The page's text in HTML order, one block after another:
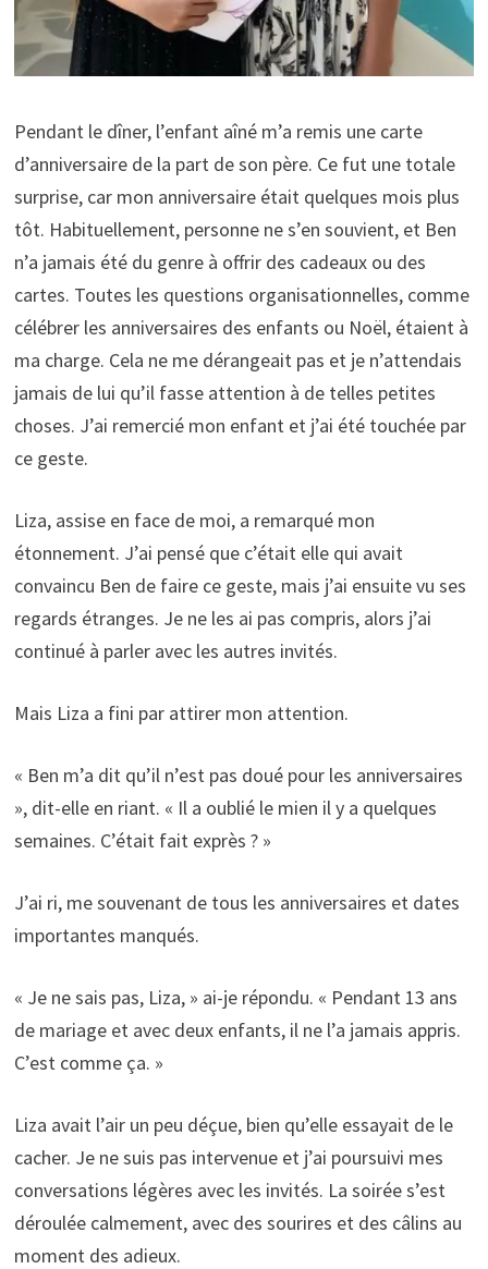
Pendant le dîner, l’enfant aîné m’a remis une carte
d’anniversaire de la part de son père. Ce fut une totale
surprise, car mon anniversaire était quelques mois plus
tôt. Habituellement, personne ne s’en souvient, et Ben
n’a jamais été du genre à offrir des cadeaux ou des
cartes. Toutes les questions organisationnelles, comme
célébrer les anniversaires des enfants ou Noël, étaient à
ma charge. Cela ne me dérangeait pas et je n’attendais
jamais de lui qu’il fasse attention à de telles petites
choses. J’ai remercié mon enfant et j’ai été touchée par
ce geste.
Liza, assise en face de moi, a remarqué mon
étonnement. J’ai pensé que c’était elle qui avait
convaincu Ben de faire ce geste, mais j’ai ensuite vu ses
regards étranges. Je ne les ai pas compris, alors j’ai
continué à parler avec les autres invités.
Mais Liza a fini par attirer mon attention.
« Ben m’a dit qu’il n’est pas doué pour les anniversaires
», dit-elle en riant. « Il a oublié le mien il y a quelques
semaines. C’était fait exprès ? »
J’ai ri, me souvenant de tous les anniversaires et dates
importantes manqués.
« Je ne sais pas, Liza, » ai-je répondu. « Pendant 13 ans
de mariage et avec deux enfants, il ne l’a jamais appris.
C’est comme ça. »
Liza avait l’air un peu déçue, bien qu’elle essayait de le
cacher. Je ne suis pas intervenue et j’ai poursuivi mes
conversations légères avec les invités. La soirée s’est
déroulée calmement, avec des sourires et des câlins au
moment des adieux.